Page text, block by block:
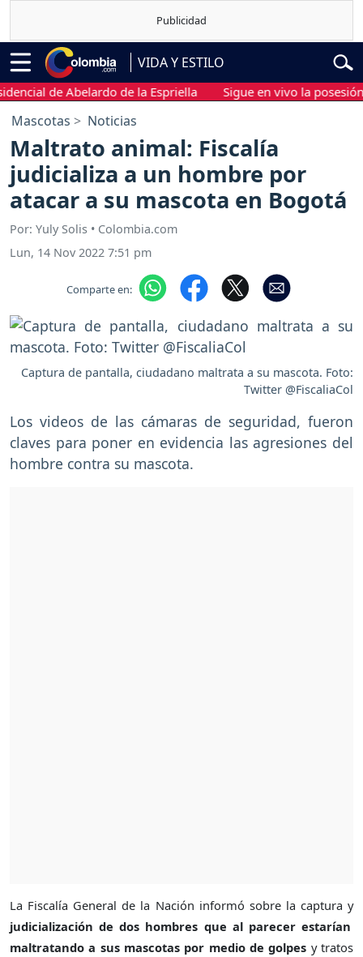
VIDA Y ESTILO
de Abelardo de la Espriella Sigue en vivo la posesión
Mascotas Noticias
Maltrato animal: Fiscalía
judicializa a un hombre por
atacar a su mascota en Bogotá
Por: Yuly Solis • Colombia.com
Lun, 14 Nov 2022 7:51 pm
Comparte en:
Captura de pantalla, ciudadano maltrata a su mascota. Foto:
Twitter @FiscaliaCol
Los videos de las cámaras de seguridad, fueron
claves para poner en evidencia las agresiones del
hombre contra su mascota.
La Fiscalía General de la Nación informó sobre la captura y
judicialización de dos hombres que al parecer estarían
maltratando a sus mascotas por medio de golpes y tratos